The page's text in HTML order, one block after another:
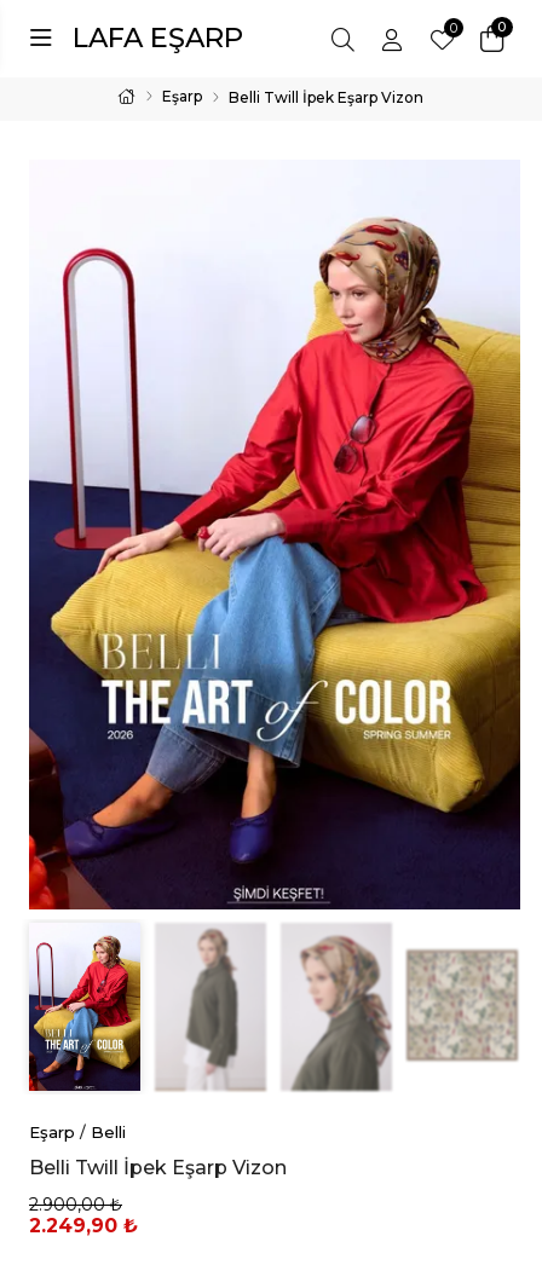
LAFA EŞARP 0
0
Eşarp Belli Twill İpek Eşarp Vizon
Eşarp / Belli
Belli Twill İpek Eşarp Vizon
2.900,00 ₺
2.249,90 ₺